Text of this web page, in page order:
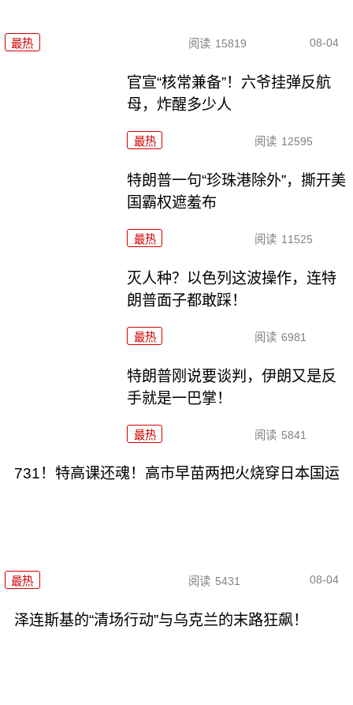
最热 阅读 15819 08-04
官宣“核常兼备”！六爷挂弹反航
母，炸醒多少人
最热 阅读 12595
特朗普一句“珍珠港除外”，撕开美
国霸权遮羞布
最热 阅读 11525
灭人种？以色列这波操作，连特
朗普面子都敢踩！
最热 阅读 6981
特朗普刚说要谈判，伊朗又是反
手就是一巴掌！
最热 阅读 5841
731！特高课还魂！高市早苗两把火烧穿日本国运
最热 阅读 5431 08-04
泽连斯基的“清场行动”与乌克兰的末路狂飙！